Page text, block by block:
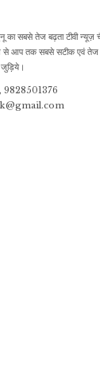
सबसे तेज बढ़ता टीवी न्यूज़
से आप तक सबसे सटीक एवं
जुड़िये।